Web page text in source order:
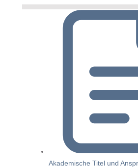
Akademische Titel und